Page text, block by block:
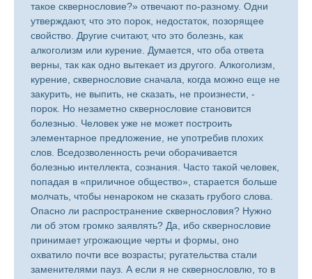
такое сквернословие?» отвечают по-разному. Одни
утверждают, что это порок, недостаток, позорящее
свойство. Другие считают, что это болезнь, как
алкоголизм или курение. Думается, что оба ответа
верны, так как одно вытекает из другого. Алкоголизм,
курение, сквернословие сначала, когда можно еще не
закурить, не выпить, не сказать, не произнести, -
порок. Но незаметно сквернословие становится
болезнью. Человек уже не может построить
элементарное предложение, не употребив плохих
слов. Вседозволенность речи оборачивается
болезнью интеллекта, сознания. Часто такой человек,
попадая в «приличное общество», старается больше
молчать, чтобы ненароком не сказать грубого слова.
Опасно ли распространение сквернословия? Нужно
ли об этом громко заявлять? Да, ибо сквернословие
принимает угрожающие черты и формы, оно
охватило почти все возрасты; ругательства стали
заменителями пауз. А если я не сквернословлю, то в